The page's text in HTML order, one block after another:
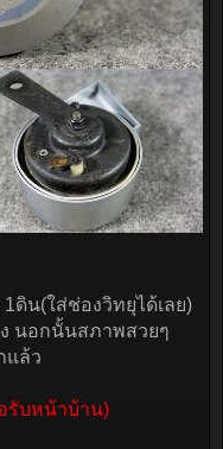
ดิน(ใส่ช่องวิทยุได้เลย)
ง นอกนั้นสภาพสวยๆ
แล้ว
รับหน้าบ้าน)